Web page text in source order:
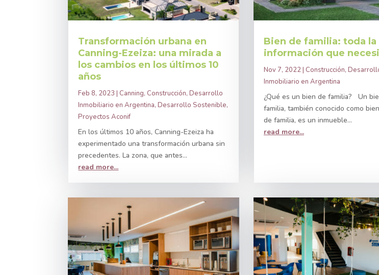
Transformación urbana en
Canning-Ezeiza: una mirada a
los cambios en los últimos 10
años
Feb 8, 2023 |Canning,Construcción,Desarrollo
Inmobiliario en Argentina,Desarrollo Sostenible,
Proyectos Aconif
En los últimos 10 años, Canning-Ezeiza ha
experimentado una transformación urbana sin
precedentes. La zona, que antes...
read more...
Bien de familia: toda la
información que
Nov 7, 2022| Construcción,
Inmobiliario en Argentina
¿Qué es un bien de familia? Un
familia, también conocido como
de familia, es un inmueble...
read more...